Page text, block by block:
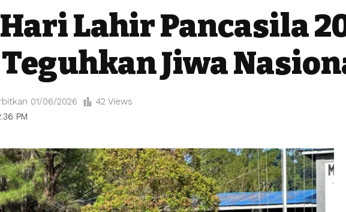
Lahir Pancasila
Jiwa
PM
01/06/2026 42 Views